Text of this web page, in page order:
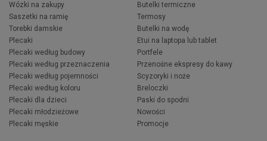
Wózki na zakupy
Saszetki na ramię
Torebki damskie
Plecaki
Plecaki według budowy
Plecaki według przeznaczenia
Plecaki według pojemności
Plecaki według koloru
Plecaki dla dzieci
Plecaki młodzieżowe
Plecaki męskie
Butelki termiczne
Termosy
Butelki na wodę
Etui na laptopa lub tablet
Portfele
Przenośne ekspresy do kawy
Scyzoryki i noże
Breloczki
Paski do spodni
Nowości
Promocje